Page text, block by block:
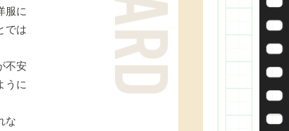
服に
では
不安
うに
な